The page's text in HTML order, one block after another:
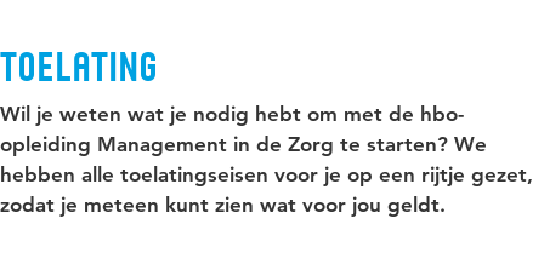
Toelating
Wil je weten wat je nodig hebt om met de hbo-
opleiding Management in de Zorg te starten? We
hebben alle toelatingseisen voor je op een rijtje gezet,
zodat je meteen kunt zien wat voor jou geldt.